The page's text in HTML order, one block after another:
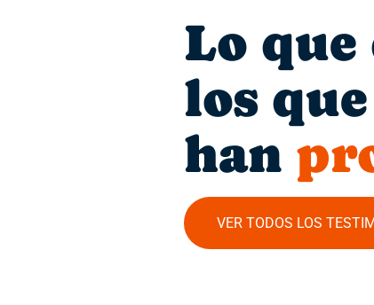
Lo
los
han
VER TODOS LOS